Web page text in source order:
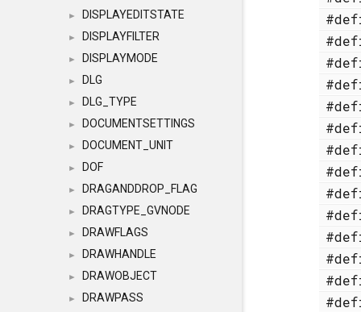
► DISPLAYEDITSTATE
► DISPLAYFILTER
► DISPLAYMODE
► DLG
► DLG_TYPE
► DOCUMENTSETTINGS
► DOCUMENT_UNIT
► DOF
► DRAGANDDROP_FLAG
► DRAGTYPE_GVNODE
► DRAWFLAGS
► DRAWHANDLE
► DRAWOBJECT
► DRAWPASS